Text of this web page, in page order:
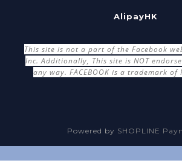
AlipayHK
This site is not a part of the Facebook
Inc. Additionally, This site is NOT
any way. FACEBOOK is a trademark of
Powered by SHOPLINE